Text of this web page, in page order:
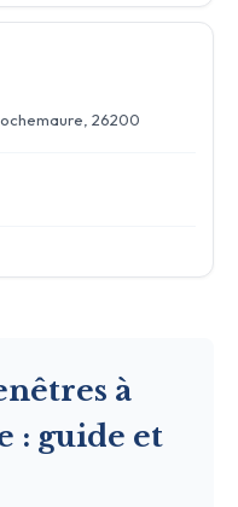
26200
à
: guide et